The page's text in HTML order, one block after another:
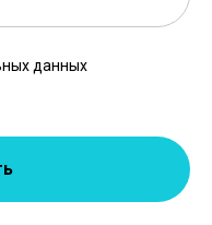
данных